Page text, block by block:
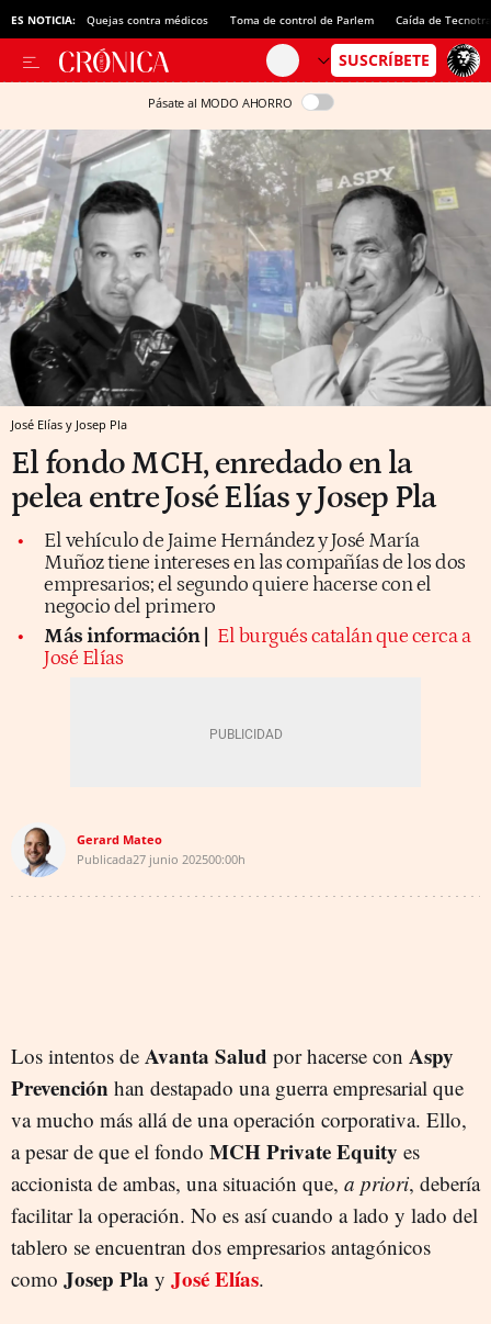
ES NOTICIA: Quejas contra médicos Toma de control de Parlem Caída de
Pásate al MODO AHORRO
José Elías y Josep Pla
El fondo MCH, enredado en la
pelea entre José Elías y Josep Pla
El vehículo de Jaime Hernández y José María
Muñoz tiene intereses en las compañías de los dos
empresarios; el segundo quiere hacerse con el
negocio del primero
Más información |
El burgués catalán que cerca a
José Elías
Gerard Mateo
Publicada27 junio 202500:00h
Los intentos de Avanta Salud por hacerse con Aspy
Prevención han destapado una guerra empresarial que
va mucho más allá de una operación corporativa. Ello,
a pesar de que el fondo MCH Private Equity es
accionista de ambas, una situación que, a priori, debería
facilitar la operación. No es así cuando a lado y lado del
tablero se encuentran dos empresarios antagónicos
como Josep Pla y José Elías.